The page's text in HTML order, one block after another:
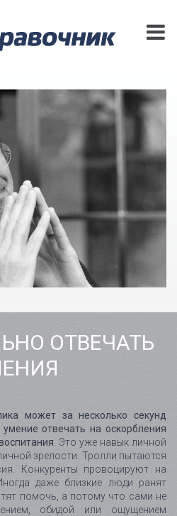
ОТВЕЧАТЬ
может за несколько секунд
умение отвечать на оскорбления
Это уже навык личной
зрелости. Тролли пытаются
Конкуренты провоцируют на
даже близкие люди ранят
помочь, а потому что сами не
обидой или ощущением